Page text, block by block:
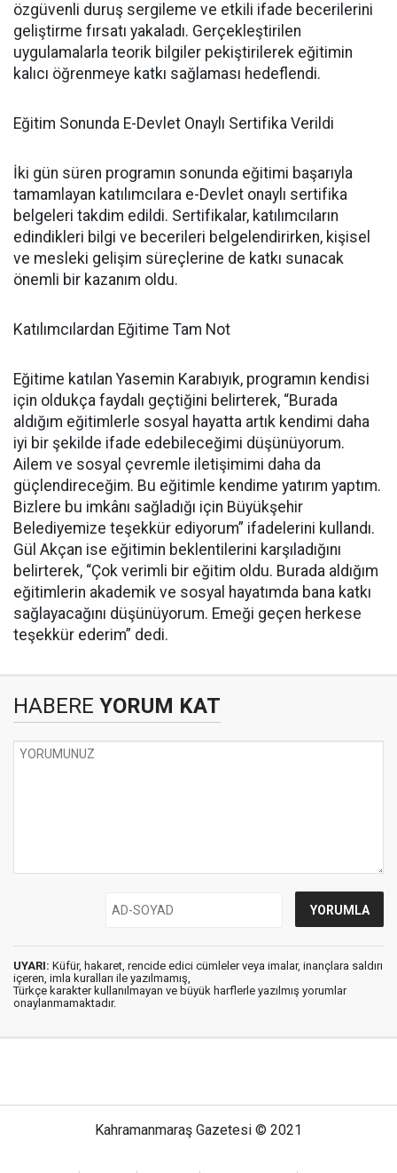
özgüvenli duruş sergileme ve etkili ifade becerilerini
geliştirme fırsatı yakaladı. Gerçekleştirilen
uygulamalarla teorik bilgiler pekiştirilerek eğitimin
kalıcı öğrenmeye katkı sağlaması hedeflendi.
Eğitim Sonunda E-Devlet Onaylı Sertifika Verildi
İki gün süren programın sonunda eğitimi başarıyla
tamamlayan katılımcılara e-Devlet onaylı sertifika
belgeleri takdim edildi. Sertifikalar, katılımcıların
edindikleri bilgi ve becerileri belgelendirirken, kişisel
ve mesleki gelişim süreçlerine de katkı sunacak
önemli bir kazanım oldu.
Katılımcılardan Eğitime Tam Not
Eğitime katılan Yasemin Karabıyık, programın kendisi
için oldukça faydalı geçtiğini belirterek, “Burada
aldığım eğitimlerle sosyal hayatta artık kendimi daha
iyi bir şekilde ifade edebileceğimi düşünüyorum.
Ailem ve sosyal çevremle iletişimimi daha da
güçlendireceğim. Bu eğitimle kendime yatırım yaptım.
Bizlere bu imkânı sağladığı için Büyükşehir
Belediyemize teşekkür ediyorum” ifadelerini kullandı.
Gül Akçan ise eğitimin beklentilerini karşıladığını
belirterek, “Çok verimli bir eğitim oldu. Burada aldığım
eğitimlerin akademik ve sosyal hayatımda bana katkı
sağlayacağını düşünüyorum. Emeği geçen herkese
teşekkür ederim” dedi.
HABERE YORUM KAT
UYARI: Küfür, hakaret, rencide edici cümleler veya imalar, inançlara saldırı
içeren, imla kuralları ile yazılmamış,
Türkçe karakter kullanılmayan ve büyük harflerle yazılmış yorumlar
onaylanmamaktadır.
Kahramanmaraş Gazetesi © 2021